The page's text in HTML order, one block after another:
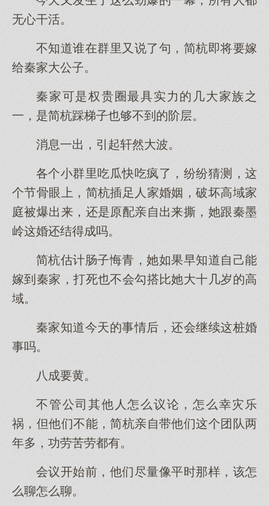
无心干活。
不知道谁在群里又说了句，简杭即将要嫁
给秦家大公子。
秦家可是权贵圈最具实力的几大家族之
一，是简杭踩梯子也够不到的阶层。
消息一出，引起轩然大波。
各个小群里吃瓜快吃疯了，纷纷猜测，这
个节骨眼上，简杭插足人家婚姻，破坏高域家
庭被爆出来，还是原配亲自出来撕，她跟秦墨
岭这婚还结得成吗。
简杭估计肠子悔青，她如果早知道自己能
嫁到秦家，打死也不会勾搭比她大十几岁的高
域。
秦家知道今天的事情后，还会继续这桩婚
事吗。
八成要黄。
不管公司其他人怎么议论，怎么幸灾乐
祸，但他们不能，简杭亲自带他们这个团队两
年多，功劳苦劳都有。
会议开始前，他们尽量像平时那样，该怎
么聊怎么聊。